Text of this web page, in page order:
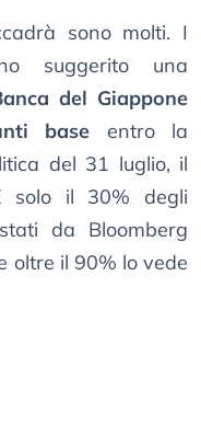
sono molti. I
suggerito una
del Giappone
base entro la
del 31 luglio, il
solo il 30% degli
da Bloomberg
oltre il 90% lo vede